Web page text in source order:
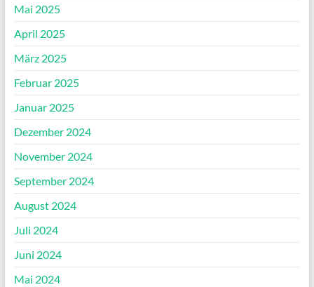
Mai 2025
April 2025
März 2025
Februar 2025
Januar 2025
Dezember 2024
November 2024
September 2024
August 2024
Juli 2024
Juni 2024
Mai 2024